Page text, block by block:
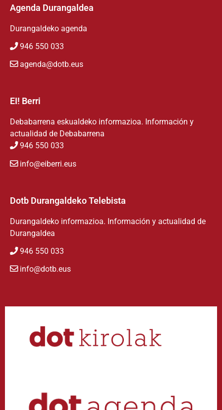
Agenda Durangaldea
Durangaldeko agenda
946 550 033
agenda@dotb.eus
EI! Berri
Debabarrena eskualdeko informazioa. Información y
actualidad de Debabarrena
946 550 033
info@eiberri.eus
Dotb Durangaldeko Telebista
Durangaldeko informazioa. Información y actualidad de
Durangaldea
946 550 033
info@dotb.eus